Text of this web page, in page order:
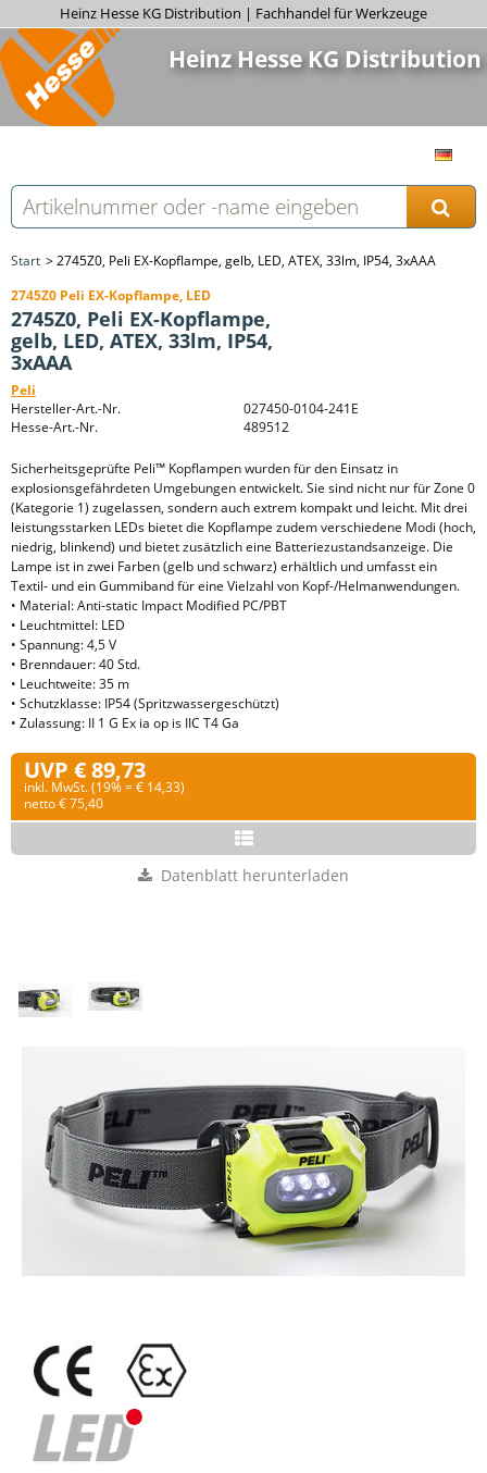
Heinz Hesse KG Distribution | Fachhandel für Werkzeuge
Heinz Hesse KG Distribution
Start
2745Z0, Peli EX-Kopflampe, gelb, LED, ATEX, 33lm, IP54, 3xAAA
2745Z0 Peli EX-Kopflampe, LED
2745Z0, Peli EX-Kopflampe,
gelb, LED, ATEX, 33lm, IP54,
3xAAA
Peli
Hersteller-Art.-Nr.
027450-0104-241E
Hesse-Art.-Nr.
489512
Sicherheitsgeprüfte Peli™ Kopflampen wurden für den Einsatz in
explosionsgefährdeten Umgebungen entwickelt. Sie sind nicht nur für Zone 0
(Kategorie 1) zugelassen, sondern auch extrem kompakt und leicht. Mit drei
leistungsstarken LEDs bietet die Kopflampe zudem verschiedene Modi (hoch,
niedrig, blinkend) und bietet zusätzlich eine Batteriezustandsanzeige. Die
Lampe ist in zwei Farben (gelb und schwarz) erhältlich und umfasst ein
Textil- und ein Gummiband für eine Vielzahl von Kopf-/Helmanwendungen.
• Material: Anti-static Impact Modified PC/PBT
• Leuchtmittel: LED
• Spannung: 4,5 V
• Brenndauer: 40 Std.
• Leuchtweite: 35 m
• Schutzklasse: IP54 (Spritzwassergeschützt)
• Zulassung: II 1 G Ex ia op is IIC T4 Ga
UVP € 89,73
inkl. MwSt. (19% = € 14,33)
netto € 75,40
Datenblatt herunterladen